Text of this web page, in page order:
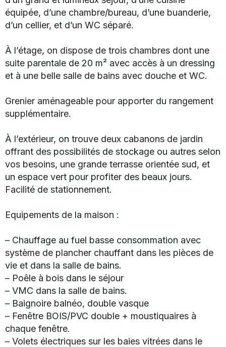
équipée, d’une chambre/bureau, d’une buanderie,
d’un cellier, et d’un WC séparé.
À l’étage, on dispose de trois chambres dont une
suite parentale de 20 m² avec accès à un dressing
et à une belle salle de bains avec douche et WC.
Grenier aménageable pour apporter du rangement
supplémentaire.
À l’extérieur, on trouve deux cabanons de jardin
offrant des possibilités de stockage ou autres selon
vos besoins, une grande terrasse orientée sud, et
un espace vert pour profiter des beaux jours.
Facilité de stationnement.
Equipements de la maison :
– Chauffage au fuel basse consommation avec
système de plancher chauffant dans les pièces de
vie et dans la salle de bains.
– Poêle à bois dans le séjour
– VMC dans la salle de bains.
– Baignoire balnéo, double vasque
– Fenêtre BOIS/PVC double + moustiquaires à
chaque fenêtre.
– Volets électriques sur les baies vitrées dans le